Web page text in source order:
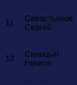
11
Севастьянов
Сергей
12
Синицын
Никита